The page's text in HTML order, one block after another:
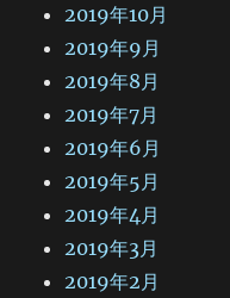
2019年10月
2019年9月
2019年8月
2019年7月
2019年6月
2019年5月
2019年4月
2019年3月
2019年2月